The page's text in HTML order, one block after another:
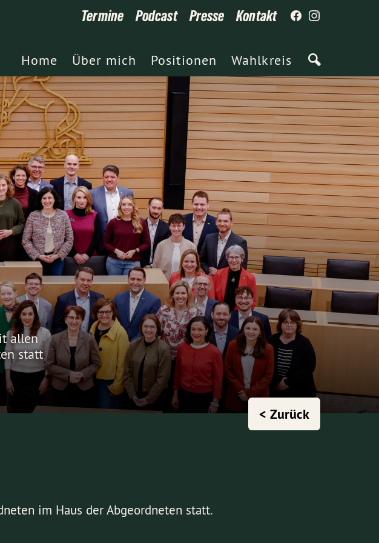
Termine Podcast Presse Kontakt
Home Über mich Positionen Wahlkreis
allen
statt
< Zurück
im Haus der Abgeordneten statt.